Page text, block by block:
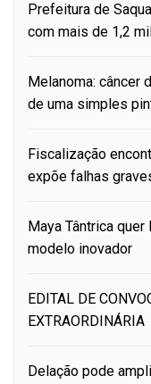
Prefeitura de
com mais de 1,2
Melanoma: câncer
de uma simples
Fiscalização
expõe falhas
Maya Tântrica
modelo inovador
EDITAL DE
EXTRAORDINÁRIA
Delação pode